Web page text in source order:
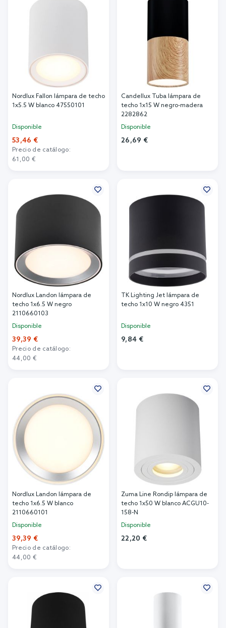
Nordlux Fallon lámpara de techo
1x5.5 W blanco 47550101
Disponible
53,46 €
Precio de catálogo:
61,00 €
Candellux Tuba lámpara de
techo 1x15 W negro-madera
2282862
Disponible
26,69 €
Nordlux Landon lámpara de
techo 1x6.5 W negro
2110660103
Disponible
39,39 €
Precio de catálogo:
44,00 €
TK Lighting Jet lámpara de
techo 1x10 W negro 4351
Disponible
9,84 €
Nordlux Landon lámpara de
techo 1x6.5 W blanco
2110660101
Disponible
39,39 €
Precio de catálogo:
44,00 €
Zuma Line Rondip lámpara de
techo 1x50 W blanco ACGU10-
158-N
Disponible
22,20 €